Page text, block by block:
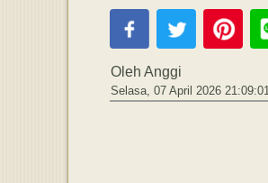
Oleh Anggi
Selasa, 07 April 2026 21:09:01